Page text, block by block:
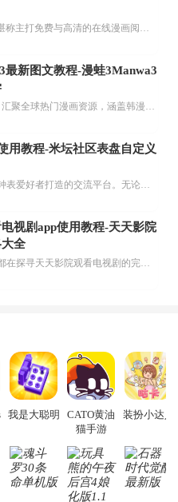
乐可漫画APP，堪称主打免费与高清的在线漫画阅读神器。其官方版提供海量完整版漫画资源，无论是国内漫画，还是日漫、韩漫、台漫、美漫等国外漫画，应有尽有，随时供你阅读。只需轻点一下，便能直接进入阅读界面。不仅如此，乐可漫画最新版本更新速度极快，在这里，你总能抢先看到全网一手漫画章节内容！...
最新图文教程-漫蛙3Manwa3
漫蛙MANWA3，汇聚全球热门漫画资源，涵盖韩漫、欧美漫画、国漫等多种类型，题材丰富多样，全方位满足用户阅读喜好。它不仅是阅读平台，更是创作平台，为广大用户打造零门槛创作环境。...
用教程-米坛社区表盘自定义
米坛社区是专为钟表爱好者打造的交流平台。无论你是初涉钟表领域的普通爱好者，还是拥有多年收藏经验的资深玩家，都能在此找到属于自己的天地。 无需注册，就能轻松参与其中。通过专业的讨论论坛与丰富的交互功能，你可与世界各地的钟表爱好者畅快交流。若你钟情于钟表，米坛社区无疑是值得一试的理想之选。在这里，你能获取最新的手表资讯，交流见解，提升鉴赏品味，让每一块手表都成为收藏故事中重要的一部分。感兴趣的朋友，不要错过下载机会。...
视剧app使用教程-天天影院
全
不少影视爱好者都在探寻天天影院观看电视剧的完整方法，结合最新平台使用规则，本篇新手入门攻略全面讲解观看渠道、检索流程、播放设置以及画面模式调整等实用内容。全文适配手机、电脑等主流设备，步骤简洁易懂，无论是初次使用的新手，还是想要优化观影体验的用户，都能参照内容快速上手，熟练掌握平台各项操作技巧，轻松畅享影视内容。...
我是大聪明
CATO黄油
猫手游
装扮小达人